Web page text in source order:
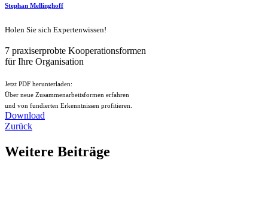
Stephan Mellinghoff
Holen Sie sich Expertenwissen!
7 praxiserprobte Kooperationsformen
für Ihre Organisation
Jetzt PDF herunterladen:
Über neue Zusammenarbeitsformen erfahren
und von fundierten Erkenntnissen profitieren.
Download
Zurück
Weitere Beiträge